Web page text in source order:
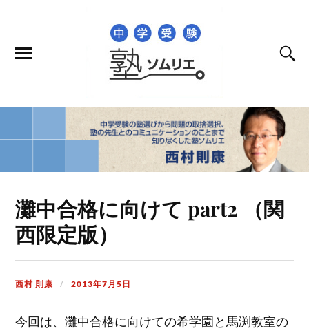
灘中合格に向けて part2 （関
西限定版）
西村 則康 2013年7月5日
今回は、灘中合格に向けての希学園と馬渕教室の